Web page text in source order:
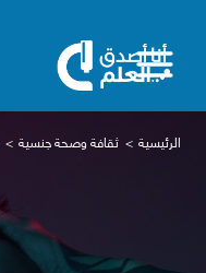
الرئيسية ثقافة وصحة جنسية